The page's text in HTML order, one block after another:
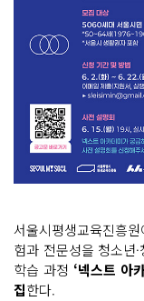
서울시평생교육진흥
험과 전문성을 청소년
학습 과정 ‘넥스트 아
집한다.